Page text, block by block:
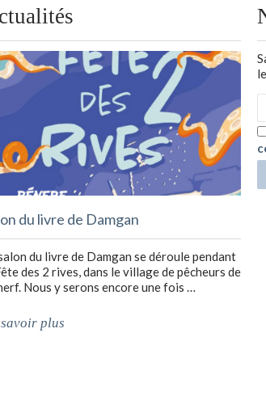
du livre de Damgan
du livre de Damgan se déroule pendant
des 2 rives, dans le village de pêcheurs de
Nous y serons encore une fois …
plus